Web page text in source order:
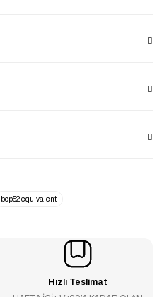
bcp52 equivalent
Hızlı Teslimat